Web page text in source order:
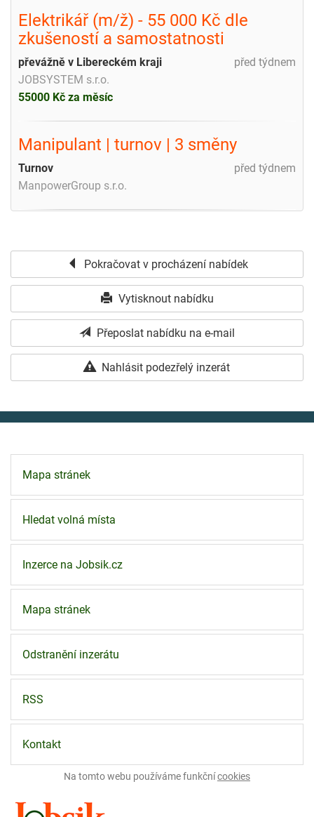
Elektrikář (m/ž) - 55 000 Kč dle
zkušeností a samostatnosti
před týdnem
převážně v Libereckém kraji
JOBSYSTEM s.r.o.
55000 Kč za měsíc
Manipulant | turnov | 3 směny
před týdnem
Turnov
ManpowerGroup s.r.o.
Pokračovat v procházení nabídek
Vytisknout nabídku
Přeposlat nabídku na e-mail
Nahlásit podezřelý inzerát
Mapa stránek
Hledat volná místa
Inzerce na Jobsik.cz
Mapa stránek
Odstranění inzerátu
RSS
Kontakt
Na tomto webu používáme funkčnícookies